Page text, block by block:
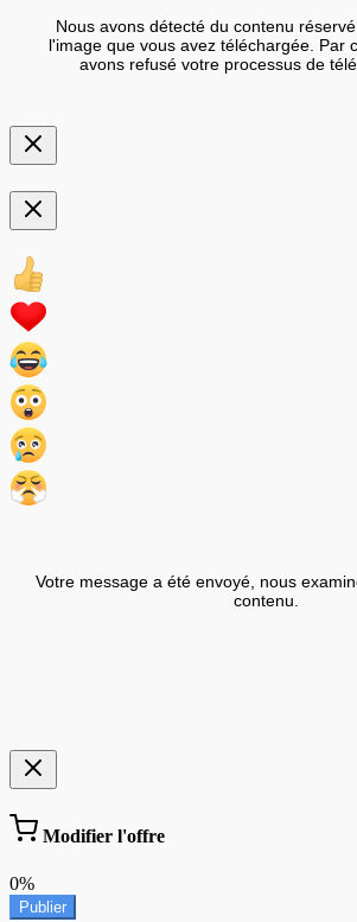
Nous avons détecté du contenu
l'image que vous avez téléchargée. Par
avons refusé votre processus de
Votre message a été envoyé, nous
contenu.
Modifier l'offre
0%
Publier